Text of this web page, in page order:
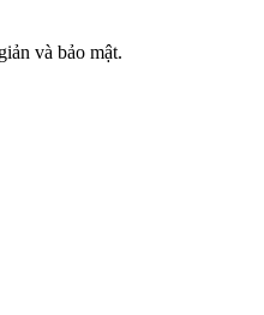
và bảo mật.